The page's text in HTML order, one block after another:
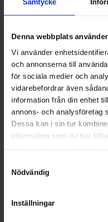
Samtycke
Denna webbplats
Vi använder
och annonserna till
för sociala medier och
vidarebefordrar även
information från din enhet
annons- och analysföretag
Dessa kan i sin tur
information som du har
Nödvändig
Inställningar
för Affärsområdena Transport och
utveckla verksamheten inom
– Det breda tjänsteutbudet som